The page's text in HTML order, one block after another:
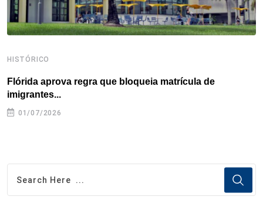
HISTÓRICO
Flórida aprova regra que bloqueia matrícula de
imigrantes...
01/07/2026